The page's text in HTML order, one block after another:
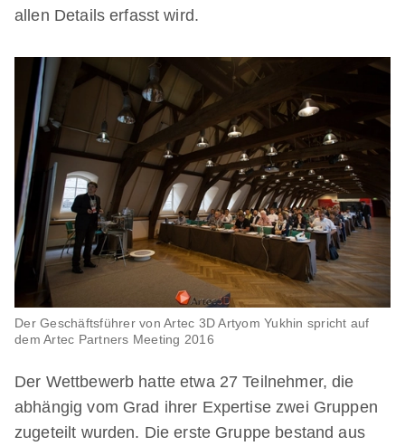
allen Details erfasst wird.
Der Geschäftsführer von Artec 3D Artyom Yukhin spricht auf
dem Artec Partners Meeting 2016
Der Wettbewerb hatte etwa 27 Teilnehmer, die
abhängig vom Grad ihrer Expertise zwei Gruppen
zugeteilt wurden. Die erste Gruppe bestand aus